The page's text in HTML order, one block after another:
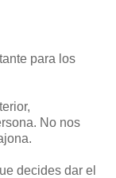
para los
No nos
decides dar el